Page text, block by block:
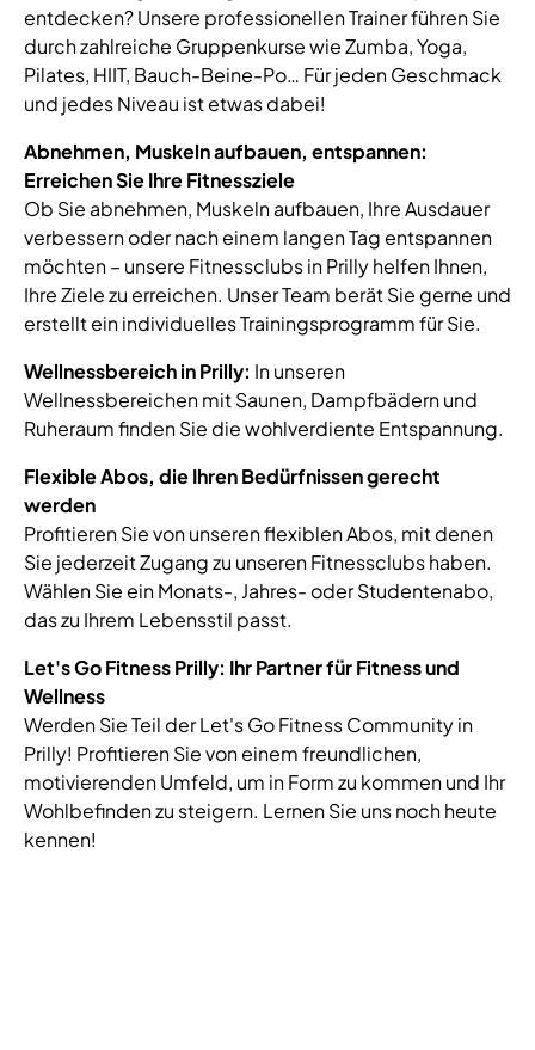
entdecken? Unsere professionellen Trainer führen Sie
durch zahlreiche Gruppenkurse wie Zumba, Yoga,
Pilates, HIIT, Bauch-Beine-Po… Für jeden Geschmack
und jedes Niveau ist etwas dabei!
Abnehmen, Muskeln aufbauen, entspannen:
Erreichen Sie Ihre Fitnessziele
Ob Sie abnehmen, Muskeln aufbauen, Ihre Ausdauer
verbessern oder nach einem langen Tag entspannen
möchten – unsere Fitnessclubs in Prilly helfen Ihnen,
Ihre Ziele zu erreichen. Unser Team berät Sie gerne und
erstellt ein individuelles Trainingsprogramm für Sie.
Wellnessbereich in Prilly: In unseren
Wellnessbereichen mit Saunen, Dampfbädern und
Ruheraum finden Sie die wohlverdiente Entspannung.
Flexible Abos, die Ihren Bedürfnissen gerecht
werden
Profitieren Sie von unseren flexiblen Abos, mit denen
Sie jederzeit Zugang zu unseren Fitnessclubs haben.
Wählen Sie ein Monats-, Jahres- oder Studentenabo,
das zu Ihrem Lebensstil passt.
Let's Go Fitness Prilly: Ihr Partner für Fitness und
Wellness
Werden Sie Teil der Let's Go Fitness Community in
Prilly! Profitieren Sie von einem freundlichen,
motivierenden Umfeld, um in Form zu kommen und Ihr
Wohlbefinden zu steigern. Lernen Sie uns noch heute
kennen!